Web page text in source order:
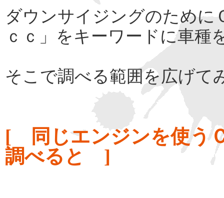
ダウンサイジングのために
ｃｃ」をキーワードに車種
そこで調べる範囲を広げて
[ 同じエンジンを使う
調べると ]